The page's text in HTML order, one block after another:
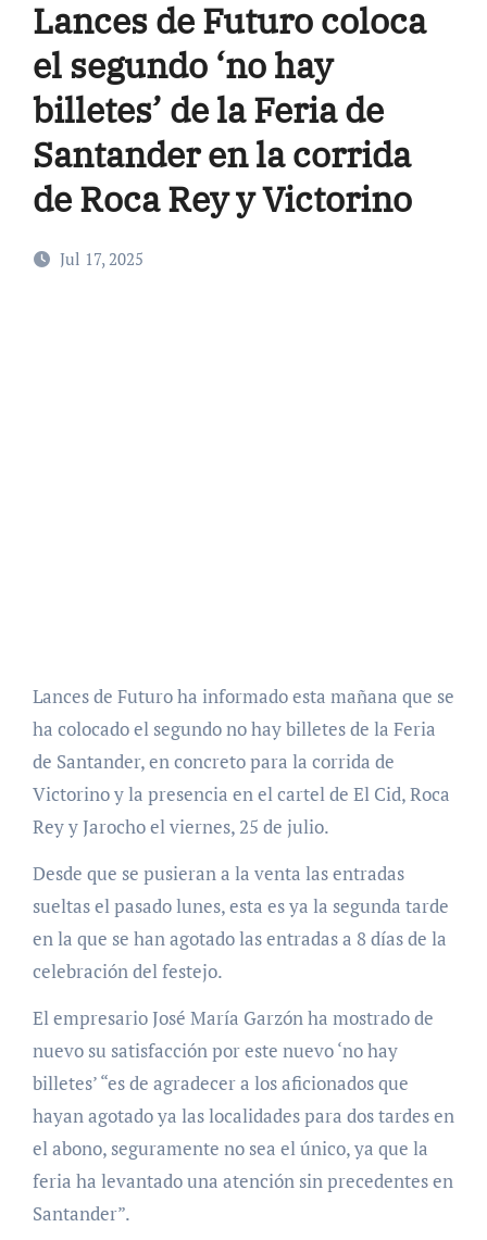
Lances de Futuro coloca
el segundo ‘no hay
billetes’ de la Feria de
Santander en la corrida
de Roca Rey y Victorino
Jul 17, 2025
Lances de Futuro ha informado esta mañana que se
ha colocado el segundo no hay billetes de la Feria
de Santander, en concreto para la corrida de
Victorino y la presencia en el cartel de El Cid, Roca
Rey y Jarocho el viernes, 25 de julio.
Desde que se pusieran a la venta las entradas
sueltas el pasado lunes, esta es ya la segunda tarde
en la que se han agotado las entradas a 8 días de la
celebración del festejo.
El empresario José María Garzón ha mostrado de
nuevo su satisfacción por este nuevo ‘no hay
billetes’ “es de agradecer a los aficionados que
hayan agotado ya las localidades para dos tardes en
el abono, seguramente no sea el único, ya que la
feria ha levantado una atención sin precedentes en
Santander”.